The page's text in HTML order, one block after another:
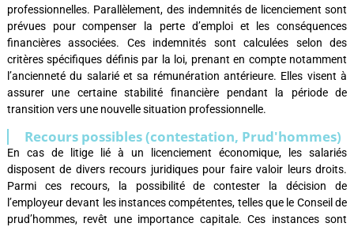
professionnelles. Parallèlement, des indemnités de licenciement sont
prévues pour compenser la perte d’emploi et les conséquences
financières associées. Ces indemnités sont calculées selon des
critères spécifiques définis par la loi, prenant en compte notamment
l’ancienneté du salarié et sa rémunération antérieure. Elles visent à
assurer une certaine stabilité financière pendant la période de
transition vers une nouvelle situation professionnelle.
Recours possibles (contestation, Prud'hommes)
En cas de litige lié à un licenciement économique, les salariés
disposent de divers recours juridiques pour faire valoir leurs droits.
Parmi ces recours, la possibilité de contester la décision de
l’employeur devant les instances compétentes, telles que le Conseil de
prud’hommes, revêt une importance capitale. Ces instances sont